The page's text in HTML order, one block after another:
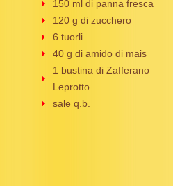
150 ml di panna fresca
120 g di zucchero
6 tuorli
40 g di amido di mais
1 bustina di Zafferano
Leprotto
sale q.b.